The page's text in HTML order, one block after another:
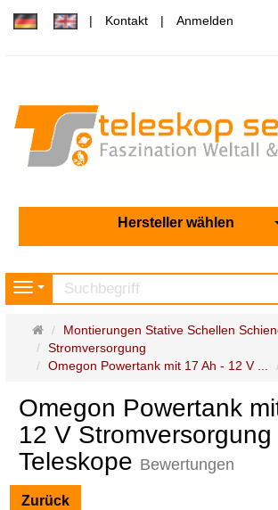
Kontakt Anmelden
Hersteller wählen
Navigation
Startseite
Montierungen Stative Schellen
Stromversorgung
Omegon Powertank mit 17 Ah - 12 V ...
Omegon Powertank
12 V Stromversorgung
Teleskope Bewertungen
Zurück